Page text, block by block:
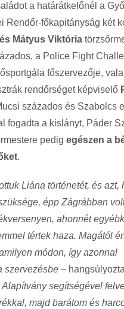
a határátkelőnél a
Rendőr-főkapitányság két
Mátyus Viktória
a Police Fight
főszervezője,
rendőrséget képviselő
százados és Szabolcs
fogadta a kislányt, Páder
pedig egészen a
.
Liána történetét, és azt,
épp Zágrábban
ahonnét
tértek haza. Magától
módon, így azonnal
szervezésbe –
Alapítvány segítségével
majd barátom és